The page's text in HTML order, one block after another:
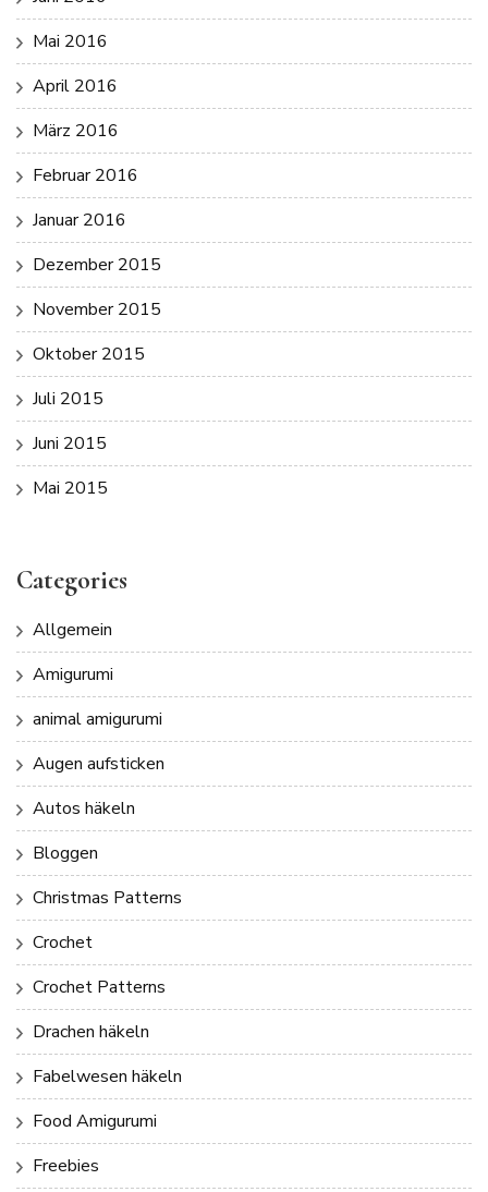
Mai 2016
April 2016
März 2016
Februar 2016
Januar 2016
Dezember 2015
November 2015
Oktober 2015
Juli 2015
Juni 2015
Mai 2015
Categories
Allgemein
Amigurumi
animal amigurumi
Augen aufsticken
Autos häkeln
Bloggen
Christmas Patterns
Crochet
Crochet Patterns
Drachen häkeln
Fabelwesen häkeln
Food Amigurumi
Freebies